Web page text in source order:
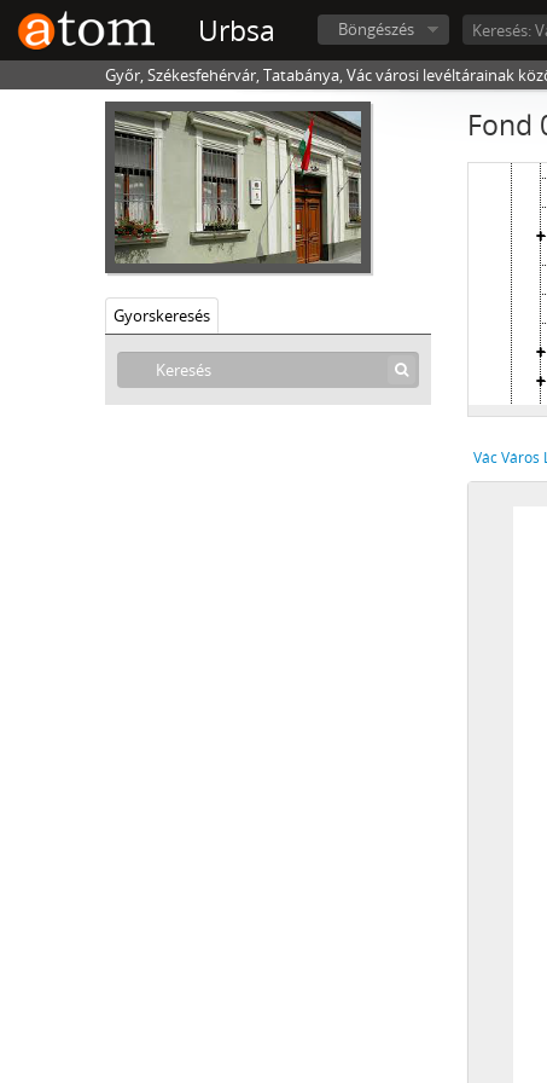
Urbsa Böngészés
Győr, Székesfehérvár, Tatabánya, Vác városi levéltárainak
Gyorskeresés
Fond
Vác Város